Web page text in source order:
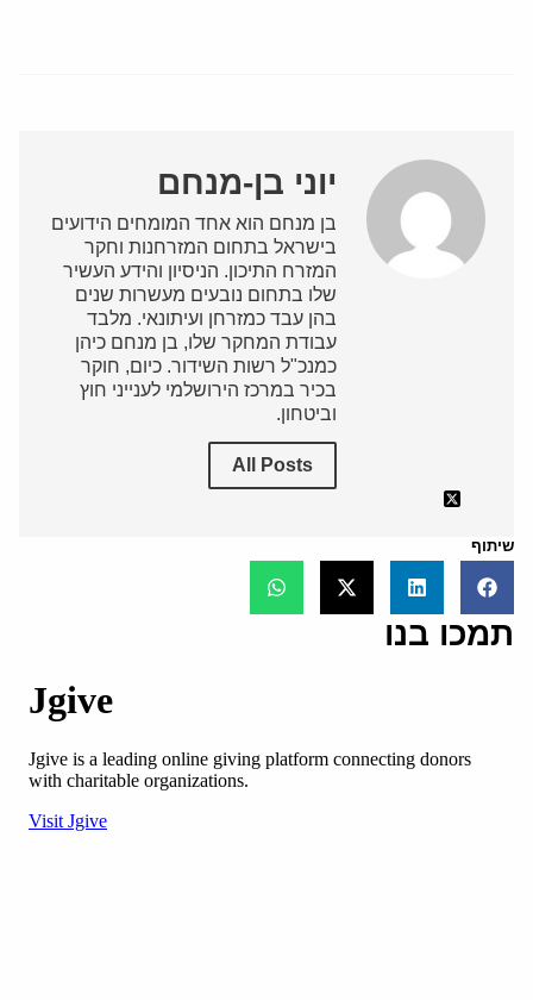
יוני בן-מנחם
בן מנחם הוא אחד המומחים הידועים
בישראל בתחום המזרחנות וחקר
המזרח התיכון. הניסיון והידע העשיר
שלו בתחום נובעים מעשרות שנים
בהן עבד כמזרחן ועיתונאי. מלבד
עבודת המחקר שלו, בן מנחם כיהן
כמנכ"ל רשות השידור. כיום, חוקר
בכיר במרכז הירושלמי לענייני חוץ
וביטחון.
All Posts
שיתוף
תמכו בנו